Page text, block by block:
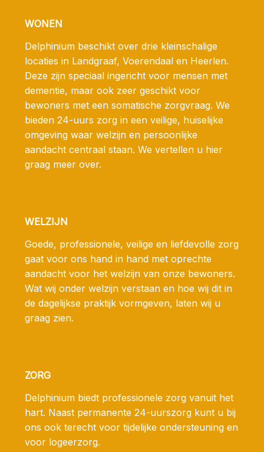
WONEN
Delphinium beschikt over drie kleinschalige
locaties in Landgraaf, Voerendaal en Heerlen.
Deze zijn speciaal ingericht voor mensen met
dementie, maar ook zeer geschikt voor
bewoners met een somatische zorgvraag. We
bieden 24-uurs zorg in een veilige, huiselijke
omgeving waar welzijn en persoonlijke
aandacht centraal staan. We vertellen u hier
graag meer over.
WELZIJN
Goede, professionele, veilige en liefdevolle zorg
gaat voor ons hand in hand met oprechte
aandacht voor het welzijn van onze bewoners.
Wat wij onder welzijn verstaan en hoe wij dit in
de dagelijkse praktijk vormgeven, laten wij u
graag zien.
ZORG
Delphinium biedt professionele zorg vanuit het
hart. Naast permanente 24-uurszorg kunt u bij
ons ook terecht voor tijdelijke ondersteuning en
voor logeerzorg.